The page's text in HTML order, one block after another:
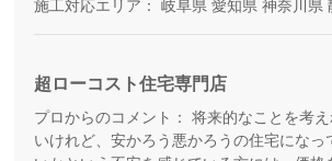
施工対応エリア： 岐阜県 愛知県 神奈川県
超ローコスト住宅専門店
プロからのコメント： 将来的なことを考
いけれど、安かろう悪かろうの住宅になっ